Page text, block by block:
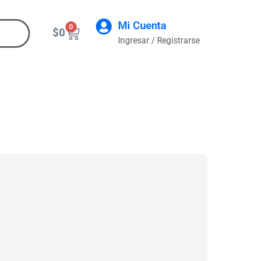
$0 0 Mi Cuenta
Ingresar / Registrarse